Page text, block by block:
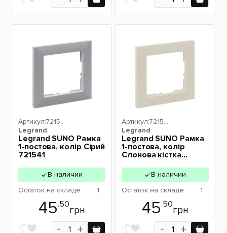
Legrand
Артикул:72154
1
Legrand SUNO Рамка
1-постова, колір Сірий
721541
В наличии
Остаток на складе 1
45.50
грн
Legrand
Артикул:72158
1
Legrand SUNO Рамка
1-постова, колір
Слонова кістка
В наличии
Остаток на складе 1
45.50
грн